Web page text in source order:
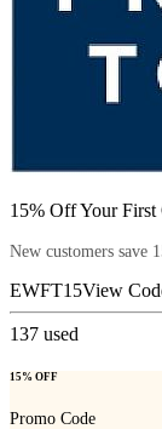
15% Off Your First
New customers save
EWFT15View
137 used
15% OFF
Promo Code